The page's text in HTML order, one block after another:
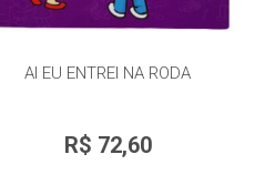
AI EU ENTREI NA RODA
R$ 72,60